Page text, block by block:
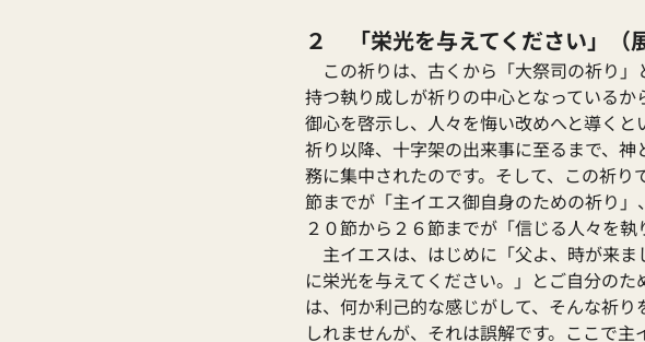
２　「栄光を与えてください」（
この祈りは、古くから「大祭司の祈り
持つ執り成しが祈りの中心となっている
御心を啓示し、人々を悔い改めへと導く
祈り以降、十字架の出来事に至るまで、
務に集中されたのです。そして、この祈
節までが「主イエス御自身のための祈り
２０節から２６節までが「信じる人々を執
主イエスは、はじめに「父よ、時が来
に栄光を与えてください。」とご自分の
は、何か利己的な感じがして、そんな祈
しれませんが、それは誤解です。ここで